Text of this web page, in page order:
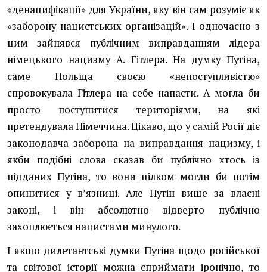
«денацифікації» для України, яку він сам розуміє як
«заборону нацистських організацій». І одночасно з
цим зайнявся публічним виправданням лідера
німецького нацизму А. Гітлера. На думку Путіна,
саме Польща своєю «непоступливістю»
спровокувала Гітлера на себе напасти. А могла би
просто поступитися територіями, на які
претендувала Німеччина. Цікаво, що у самій Росії діє
законодавча заборона на виправдання нацизму, і
якби подібні слова сказав би публічно хтось із
підданих Путіна, то вони цілком могли би потім
опинитися у в’язниці. Але Путін вище за власні
законі, і він абсолютно відверто публічно
захоплюється нацистами минулого.
І якщо дилетантські думки Путіна щодо російської
та світової історії можна сприймати іронічно, то